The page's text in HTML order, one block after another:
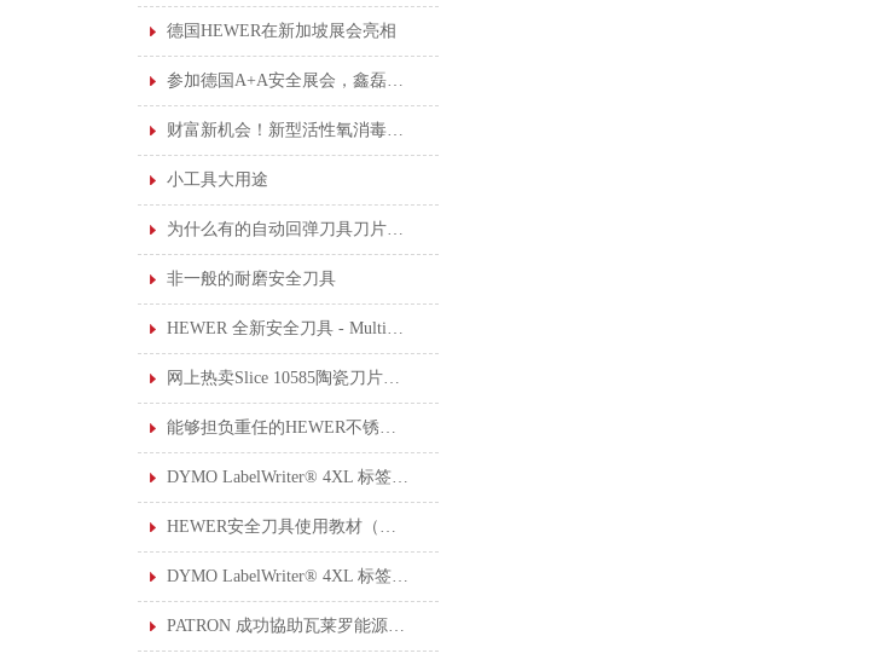
德国HEWER在新加坡展会亮相
参加德国A+A安全展会，鑫磊受益良多
财富新机会！新型活性氧消毒剂诚邀您的加盟。
小工具大用途
为什么有的自动回弹刀具刀片伸出来的长度设计可调节？
非一般的耐磨安全刀具
HEWER 全新安全刀具 - MultiSAFE HK-2200
网上热卖Slice 10585陶瓷刀片安全小刀
能够担负重任的HEWER不锈钢厨房剪刀
DYMO LabelWriter® 4XL 标签打印机
HEWER安全刀具使用教材（一）: 使用安全刀具的 6 个安全提示
DYMO LabelWriter® 4XL 标签打印机于工作环境中的应用
PATRON 成功協助瓦莱罗能源公司制定上锁挂牌系统